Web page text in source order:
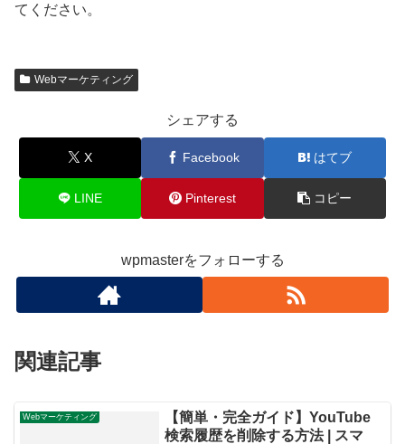
てください。
Webマーケティング
シェアする
X Facebook はてブ
LINE Pinterest コピー
wpmasterをフォローする
関連記事
Webマーケティング
【簡単・完全ガイド】YouTube
検索履歴を削除する方法 | スマ